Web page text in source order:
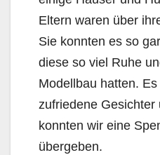
Eltern waren über
Sie konnten es so
diese so viel Ruhe
Modellbau hatten.
zufriedene Gesichter
konnten wir eine
übergeben.